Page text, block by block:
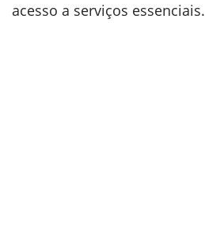
acesso a serviços essenciais.